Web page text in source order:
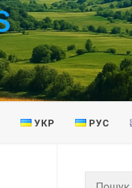
УКР РУС